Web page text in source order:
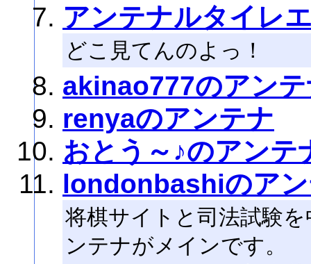
アンテナルタイレ
どこ見てんのよっ！
akinao777のアン
renyaのアンテナ
おとう～♪のアンテ
londonbashiのア
将棋サイトと司法試験
ンテナがメインです。